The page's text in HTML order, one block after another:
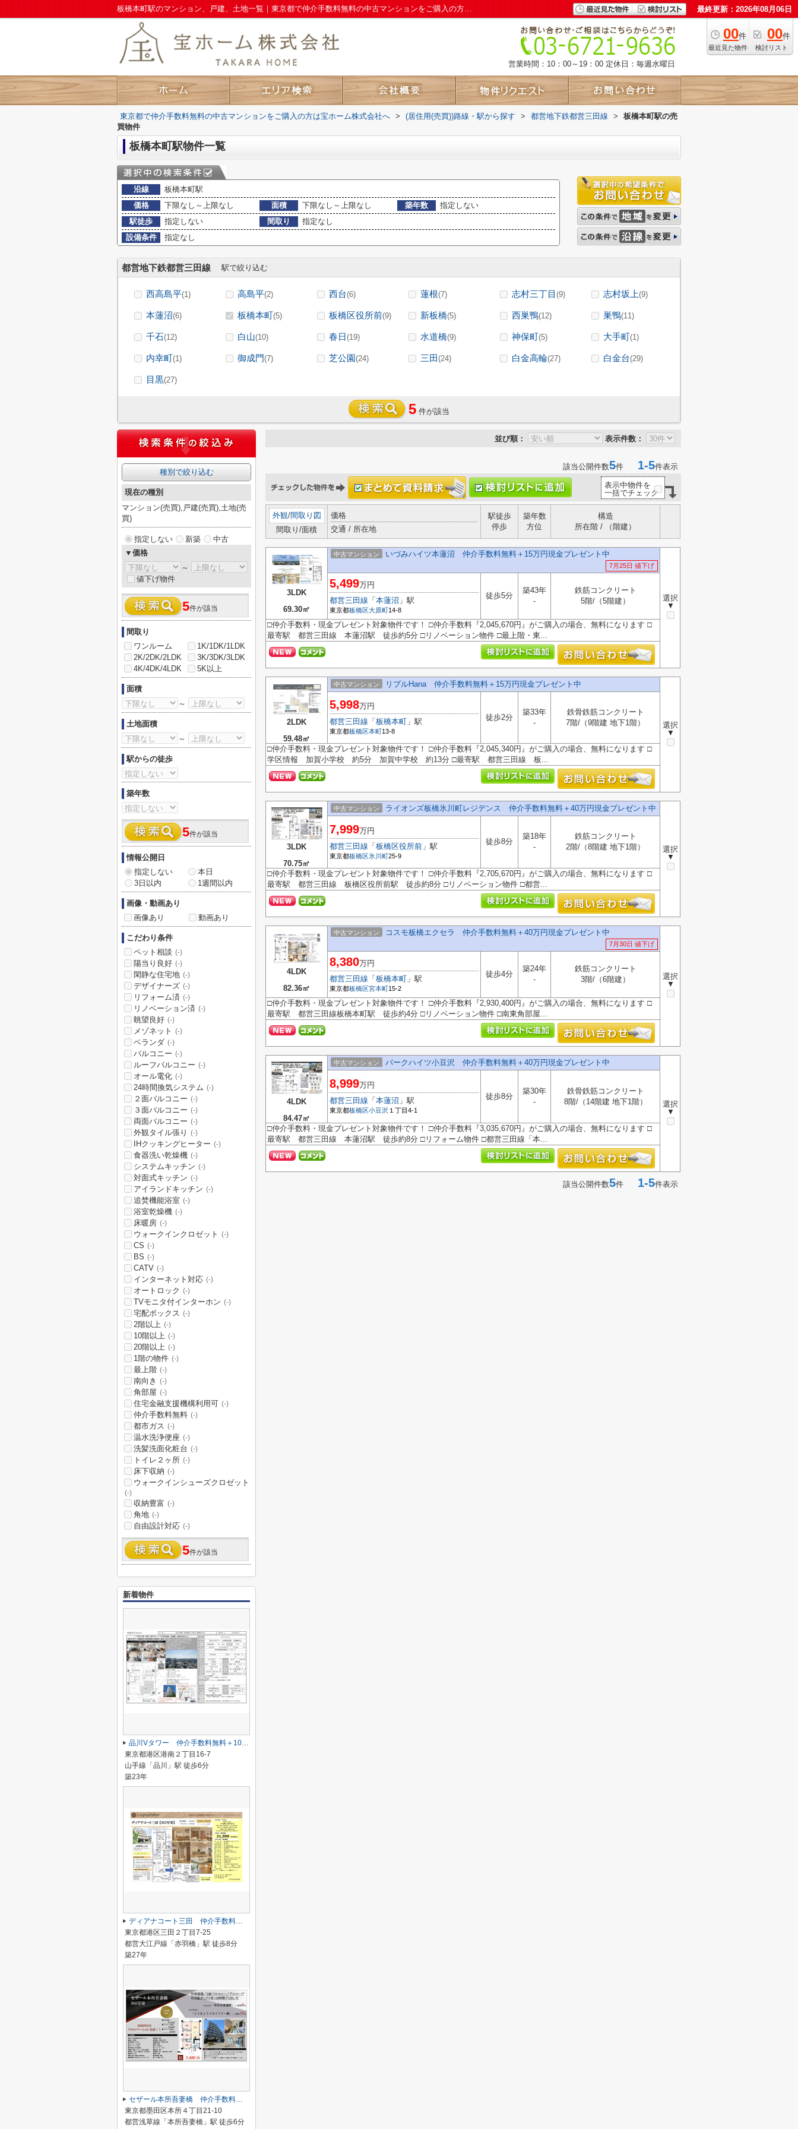
板橋本町駅のマンション、戸建、土地一覧｜東京都で仲介手数料無料の中古マンションをご購入の方は宝ホーム株式会社へ 最終更新：2026年08月06日
00件
最近見た物件
00件
検討リスト
営業時間：10：00～19：00 定休日：毎週水曜日
東京都で仲介手数料無料の中古マンションをご購入の方は宝ホーム株式会社へ > (居住用(売買))路線・駅から探す > 都営地下鉄都営三田線 >
板橋本町駅の売
買物件
板橋本町駅物件一覧
沿線
板橋本町駅
価格
下限なし～上限なし 面積 下限なし～上限なし 築年数
指定しない
駅徒歩
指定しない 間取り
指定なし
設備条件
指定なし
都営地下鉄都営三田線 駅で絞り込む
西高島平(1) 高島平(2) 西台(6) 蓮根(7) 志村三丁目 (9) 志村坂上(9)
本蓮沼(6) 板橋本町(5) 板橋区役所前(9) 新板橋(5) 西巣鴨(12) 巣鴨(11)
千石(12) 白山(10) 春日(19) 水道橋(9) 神保町(5) 大手町(1)
内幸町(1) 御成門(7) 芝公園(24) 三田(24) 白金高輪(27) 白金台(29)
目黒(27)
5 件が該当
並び順： 表示件数：
該当公開件数5件 1-5件表示
表示中物件を
一括でチェック
外観/間取り図
間取り/面積
価格
交通 / 所在地
駅徒歩
停歩
築年数
方位
構造
所在階 / （階建）
3LDK
69.30㎡
中古マンション いづみハイツ本蓮沼 仲介手数料無料＋15万円現金プレゼント中
7月25日 値下げ
選択
▼
5,499万円
都営三田線 「 本蓮沼 」駅
東京都板橋区大原町14-8
徒歩5分
築43年
-
鉄筋コンクリート
5階/（5階建）
□仲介手数料・現金プレゼント対象物件です！ □仲介手数料『2,045,670円』がご購入の場合、無料になります □
最寄駅 都営三田線 本蓮沼駅 徒歩約5分 □リノベーション物件 □最上階・東...
2LDK
59.48㎡
中古マンション リプルHana 仲介手数料無料＋15万円現金プレゼント中
選択
▼
5,998万円
都営三田線 「 板橋本町 」駅
東京都板橋区本町13-8
徒歩2分
築33年
-
鉄骨鉄筋コンクリート
7階/（9階建 地下1階）
□仲介手数料・現金プレゼント対象物件です！ □仲介手数料『2,045,340円』がご購入の場合、無料になります □
学区情報 加賀小学校 約5分 加賀中学校 約13分 □最寄駅 都営三田線 板...
3LDK
70.75㎡
中古マンション ライオンズ板橋氷川町レジデンス 仲介手数料無料＋40万円現金プレゼント中
選択
▼
7,999万円
都営三田線 「 板橋区役所前 」駅
東京都板橋区氷川町25-9
徒歩8分
築18年
-
鉄筋コンクリート
2階/（8階建 地下1階）
□仲介手数料・現金プレゼント対象物件です！ □仲介手数料『2,705,670円』がご購入の場合、無料になります □
最寄駅 都営三田線 板橋区役所前駅 徒歩約8分 □リノベーション物件 □都営...
4LDK
82.36㎡
中古マンション コスモ板橋エクセラ 仲介手数料無料＋40万円現金プレゼント中
7月30日 値下げ
選択
▼
8,380万円
都営三田線 「 板橋本町 」駅
東京都板橋区宮本町15-2
徒歩4分
築24年
-
鉄筋コンクリート
3階/（6階建）
□仲介手数料・現金プレゼント対象物件です！ □仲介手数料『2,930,400円』がご購入の場合、無料になります □
最寄駅 都営三田線板橋本町駅 徒歩約4分 □リノベーション物件 □南東角部屋...
4LDK
84.47㎡
中古マンション パークハイツ小豆沢 仲介手数料無料＋40万円現金プレゼント中
選択
▼
8,999万円
都営三田線 「 本蓮沼 」駅
東京都板橋区小豆沢 １丁目4-1
徒歩8分
築30年
-
鉄骨鉄筋コンクリート
8階/（14階建 地下1階）
□仲介手数料・現金プレゼント対象物件です！ □仲介手数料『3,035,670円』がご購入の場合、無料になります □
最寄駅 都営三田線 本蓮沼駅 徒歩約8分 □リフォーム物件 □都営三田線「本...
該当公開件数5件 1-5件表示
種別で絞り込む
現在の種別
マンション(売買),戸建(売買),土地(売
買)
指定しない 新築
中古
▼価格
～
値下げ物件
5件が該当
間取り
ワンルーム
1K/1DK/1LDK
2K/2DK/2LDK
3K/3DK/3LDK
4K/4DK/4LDK
5K以上
面積
～
土地面積
～
駅からの徒歩
築年数
5件が該当
情報公開日
指定しない
本日
3日以内
1週間以内
画像・動画あり
画像あり
動画あり
こだわり条件
ペット相談 (-)
陽当り良好 (-)
閑静な住宅地 (-)
デザイナーズ (-)
リフォーム済 (-)
リノベーション済 (-)
眺望良好 (-)
メゾネット (-)
ベランダ (-)
バルコニー (-)
ルーフバルコニー (-)
オール電化 (-)
24時間換気システム (-)
２面バルコニー (-)
３面バルコニー (-)
両面バルコニー (-)
外観タイル張り (-)
IHクッキングヒーター (-)
食器洗い乾燥機 (-)
システムキッチン (-)
対面式キッチン (-)
アイランドキッチン (-)
追焚機能浴室 (-)
浴室乾燥機 (-)
床暖房 (-)
ウォークインクロゼット (-)
CS (-)
BS (-)
CATV (-)
インターネット対応 (-)
オートロック (-)
TVモニタ付インターホン (-)
宅配ボックス (-)
2階以上 (-)
10階以上 (-)
20階以上 (-)
1階の物件 (-)
最上階 (-)
南向き (-)
角部屋 (-)
住宅金融支援機構利用可 (-)
仲介手数料無料 (-)
都市ガス (-)
温水洗浄便座 (-)
洗髪洗面化粧台 (-)
トイレ２ヶ所 (-)
床下収納 (-)
ウォークインシューズクロゼット
(-)
収納豊富 (-)
角地 (-)
自由設計対応 (-)
5件が該当
新着物件
品川Vタワー 仲介手数料無料＋100万円現金プレゼント中
東京都港区港南２丁目16-7
山手線「品川」駅 徒歩6分
築23年
ディアナコート三田 仲介手数料無料＋100万円現金プレゼント中
東京都港区三田２丁目7-25
都営大江戸線「赤羽橋」駅 徒歩8分
築27年
セザール本所吾妻橋 仲介手数料無料＋40万円現金プレゼント中
東京都墨田区本所４丁目21-10
都営浅草線「本所吾妻橋」駅 徒歩6分